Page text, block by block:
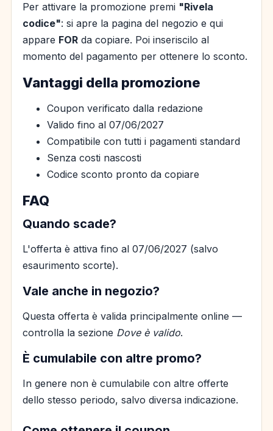
Per attivare la promozione premi "Rivela
codice": si apre la pagina del negozio e qui
appare FOR da copiare. Poi inseriscilo al
momento del pagamento per ottenere lo sconto.
Vantaggi della promozione
Coupon verificato dalla redazione
Valido fino al 07/06/2027
Compatibile con tutti i pagamenti standard
Senza costi nascosti
Codice sconto pronto da copiare
FAQ
Quando scade?
L'offerta è attiva fino al 07/06/2027 (salvo
esaurimento scorte).
Vale anche in negozio?
Questa offerta è valida principalmente online —
controlla la sezione Dove è valido.
È cumulabile con altre promo?
In genere non è cumulabile con altre offerte
dello stesso periodo, salvo diversa indicazione.